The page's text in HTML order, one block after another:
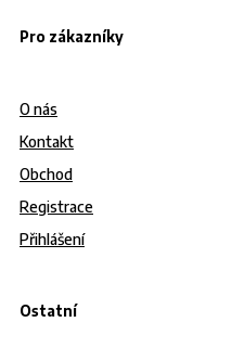
Pro zákazníky
O nás
Kontakt
Obchod
Registrace
Přihlášení
Ostatní